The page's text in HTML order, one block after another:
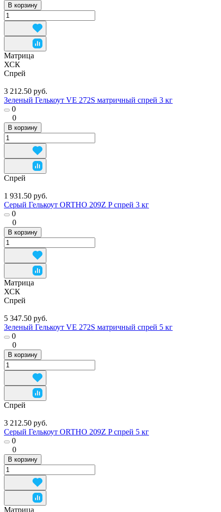
В корзину
Матрица
ХСК
Спрей
3 212.50 руб.
Зеленый Гелькоут VE 272S матричный спрей 3 кг
0
0
В корзину
Спрей
1 931.50 руб.
Серый Гелькоут ORTHO 209Z P спрей 3 кг
0
0
В корзину
Матрица
ХСК
Спрей
5 347.50 руб.
Зеленый Гелькоут VE 272S матричный спрей 5 кг
0
0
В корзину
Спрей
3 212.50 руб.
Серый Гелькоут ORTHO 209Z P спрей 5 кг
0
0
В корзину
Матрица